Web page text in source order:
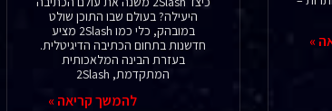
»
היעילה? בעולם שבו התוכן שולט
במובהק, כלי כמו 2Slash מציע
חדשנות בתחום הכתיבה הדיגיטלית.
בעזרת הבינה המלאכותית
המתקדמת, 2Slash
להמשך קריאה »